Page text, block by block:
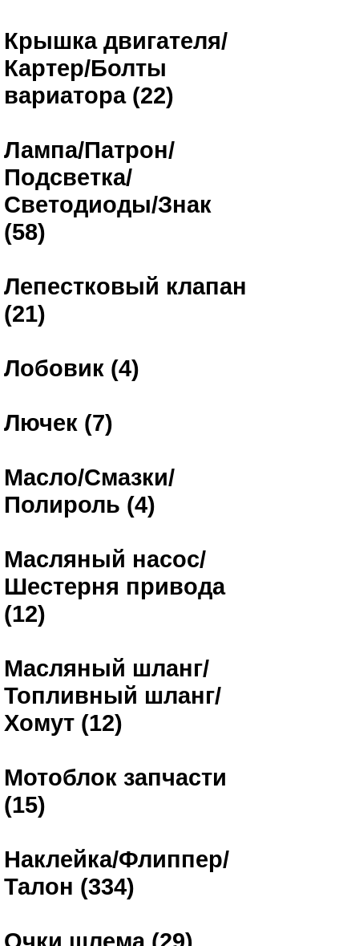
Крышка двигателя/
Картер/Болты
вариатора (22)
Лампа/Патрон/
Подсветка/
Светодиоды/Знак
(58)
Лепестковый клапан
(21)
Лобовик (4)
Лючек (7)
Масло/Смазки/
Полироль (4)
Масляный насос/
Шестерня привода
(12)
Масляный шланг/
Топливный шланг/
Хомут (12)
Мотоблок запчасти
(15)
Наклейка/Флиппер/
Талон (334)